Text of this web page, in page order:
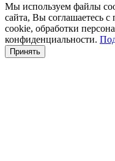
Мы используем файлы
сайта, Вы соглашаетесь
cookie, обработки
конфиденциальности.
Принять